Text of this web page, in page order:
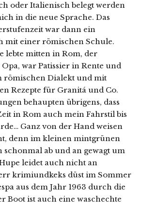
oder Italienisch belegt werden
in die neue Sprache. Das
war dann ein
mit einer römischen Schule.
lebte mitten in Rom, der
Opa, war Patissier in Rente und
römischen Dialekt und mit
Rezepte für Granitá und Co.
behaupten übrigens, dass
in Rom auch mein Fahrstil bis
Ganz von der Hand weisen
denn im kleinen mintgrünen
schonmal ab und an gewagt um
leidet auch nicht an
krimiundkeks düst im Sommer
aus dem Jahr 1963 durch die
Boot ist auch eine waschechte